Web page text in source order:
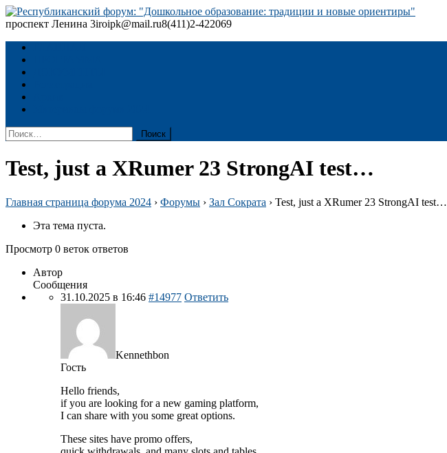
Skip
to
проспект Ленина 3iroipk@mail.ru8(411)2-422069
Найти:
Test, just a XRumer 23 StrongAI test…
Главная страница форума 2024 › Форумы › Зал Сократа › Test, just a XRumer 23 StrongAI test…
Эта тема пуста.
Просмотр 0 веток ответов
Автор
Сообщения
31.10.2025 в 16:46 #14977 Ответить
Kennethbon
Гость
Hello friends,
if you are looking for a new gaming platform,
I can share with you some great options.
These sites have promo offers,